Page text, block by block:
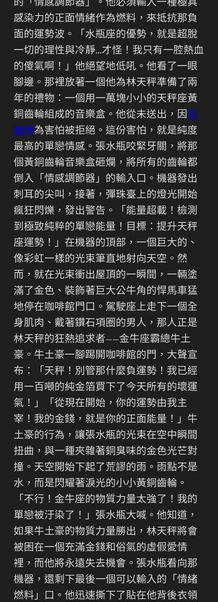
的「情感調節器」。他必須輸入一種極具
感染力的正面情緒作為燃料，來抵抗那負
面的運勢波。「水瓶座的優勢，就是超脫
一切的理性與冷靜…才怪！我只有一腔熱血
的傻氣啊！」他絕望地低吼。他看了一眼
腳邊。那裡放著一個他為林天秤準備了兩
年的禮物：一個用一萬塊小小的天秤座黃
銅齒輪組成的音樂盒。他從未送出，因包
養網為害怕被拒絕。這份害怕，就是純度
最高的單戀情感。張水瓶咬緊牙關，將那
個黃銅齒輪音樂盒砸爛，將所有的齒輪都
倒入「情感調節器」的輸入口。機器發出
刺耳的尖叫，接著，彈珠臺上的燈光開始
瘋狂閃爍，發出警告。「能量超載！檢測
到極致純粹的單戀能量！目標：提升天秤
座運勢！」在機器的頂部，一個巨大的、
像彩虹一樣的光束筆直地射向天空。然
而，就在光束衝出屋頂的一瞬間，一輛塗
滿了金色、裝飾著巨大公牛角的悍馬車猛
地停在咖啡館門口。駕駛座上走下一個全
身肌肉、戴著鑽石項圈的男人，那人正是
林天秤的狂熱追求者——金牛座霸總牛土
豪。牛土豪一腳踢開咖啡館的門，大聲宣
布：「天秤！別管那什麼負運勢！我已經
用一百噸的純金箔買下了今天所有的壞運
氣！」「從現在開始，你的運勢由我主
宰！我的金錢，就是你的正面能量！」牛
土豪的行為，讓張水瓶的光束在空中瞬間
扭曲，與一種夾雜著銅臭味的金色光芒對
撞。天空開始下起了荒謬的雨。雨點不是
水，而是閃耀著淚光的小小黃銅齒輪。
「不行！金牛座的物質力量太強了！我的
單戀被汙染了！」張水瓶大喊。他知道，
如果牛土豪的物質力量勝出，林天秤將會
被困在一個充滿金錢和俗氣的虛假愛情
裡，而他將永遠失去機會。張水瓶看向那
機器，還剩下最後一個可以輸入的「情緒
燃料」口。他迅速撕下了貼在他背後衣領